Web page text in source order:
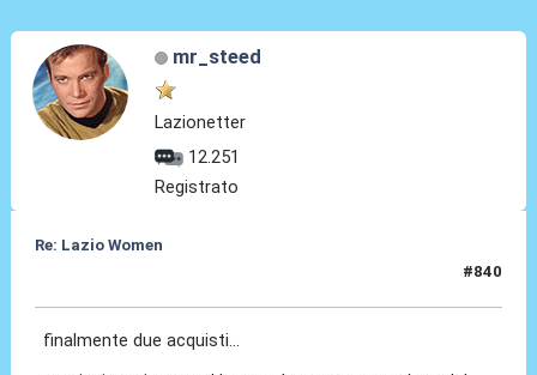
mr_steed
Lazionetter
12.251
Registrato
Re: Lazio Women
#840
finalmente due acquisti...